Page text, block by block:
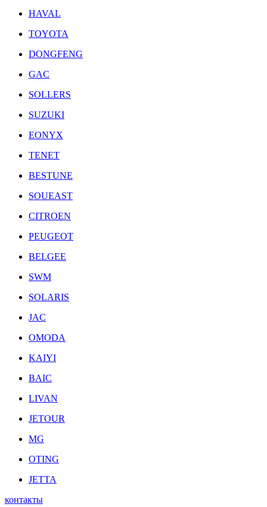
HAVAL
TOYOTA
DONGFENG
GAC
SOLLERS
SUZUKI
EONYX
TENET
BESTUNE
SOUEAST
CITROEN
PEUGEOT
BELGEE
SWM
SOLARIS
JAC
OMODA
KAIYI
BAIC
LIVAN
JETOUR
MG
OTING
JETTA
контакты